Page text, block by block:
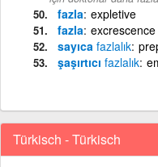
fazla expletive
fazla excrescence
sayıca fazlalık
şaşırtıcı fazlalık
Türkisch - Türkisch